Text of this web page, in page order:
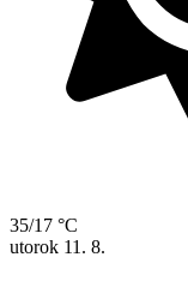
35/17 °C
utorok 11. 8.